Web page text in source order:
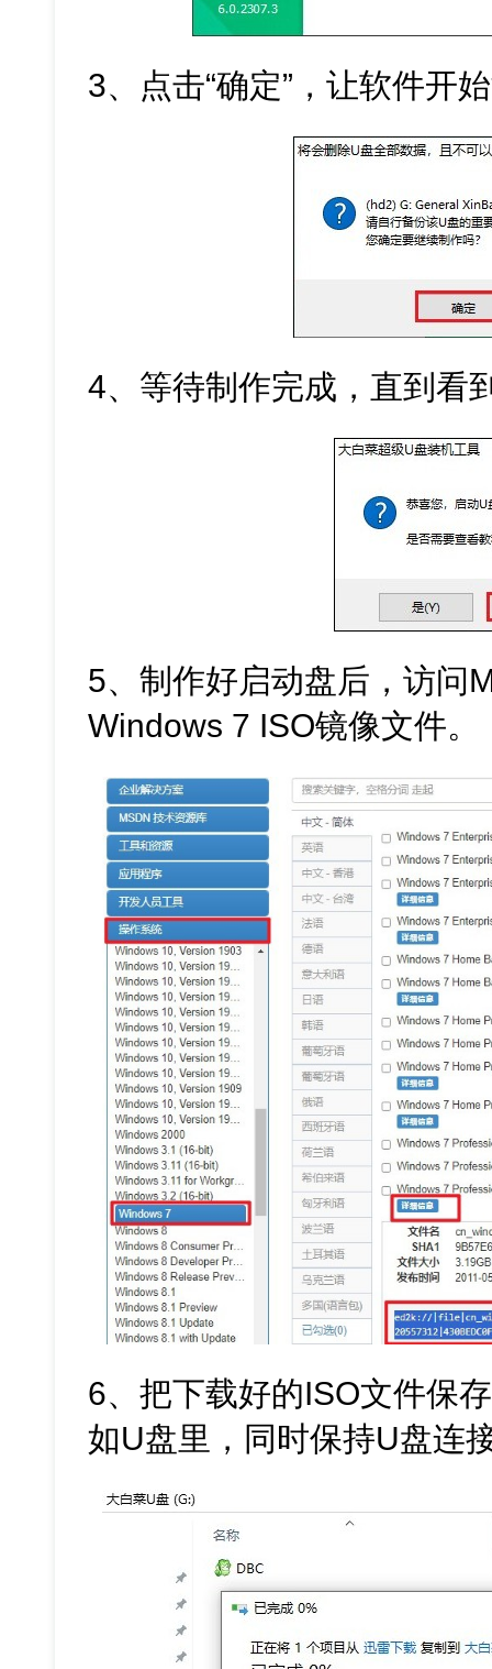
3、点击“确定”，让软件开
4、等待制作完成，直到看
5、制作好启动盘后，访问
Windows 7 ISO镜像文件。
6、把下载好的ISO文件保
如U盘里，同时保持U盘连